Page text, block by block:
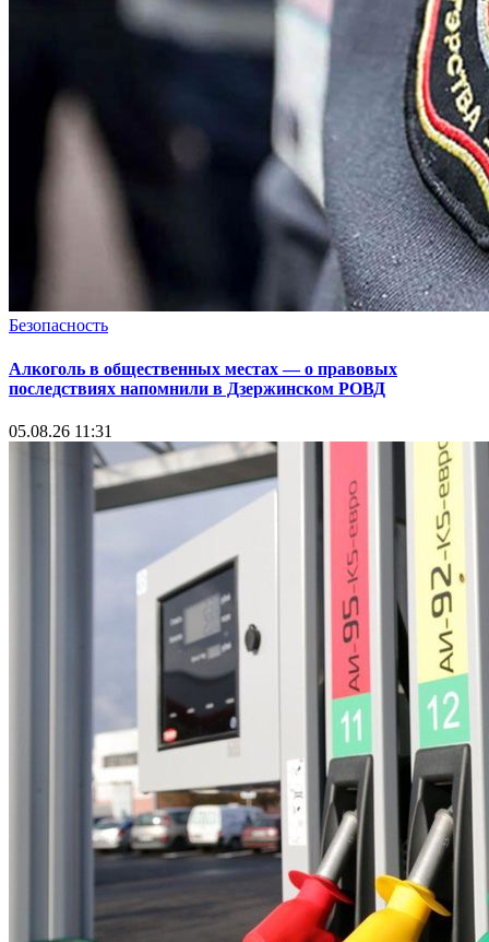
Безопасность
Алкоголь в общественных местах — о правовых
последствиях напомнили в Дзержинском РОВД
05.08.26 11:31